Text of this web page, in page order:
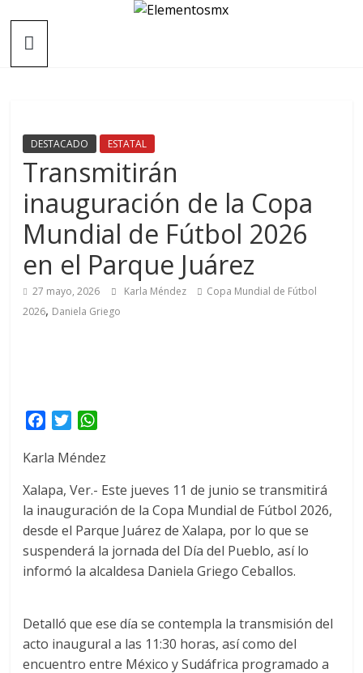
contenidoElementosmx
DESTACADO ESTATAL
Transmitirán
inauguración de la Copa
Mundial de Fútbol 2026
en el Parque Juárez
27 mayo, 2026 Karla Méndez
Copa Mundial de Fútbol
2026, Daniela Griego
c
b
o
o
k
T
i
t
e
r
a
s
A
p
p
Karla Méndez
Xalapa, Ver.- Este jueves 11 de junio se transmitirá
la inauguración de la Copa Mundial de Fútbol 2026,
desde el Parque Juárez de Xalapa, por lo que se
suspenderá la jornada del Día del Pueblo, así lo
informó la alcaldesa Daniela Griego Ceballos.
Detalló que ese día se contempla la transmisión del
acto inaugural a las 11:30 horas, así como del
encuentro entre México y Sudáfrica programado a